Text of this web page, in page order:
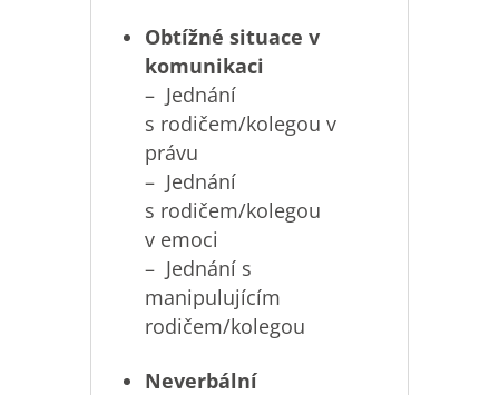
Obtížné situace v
komunikaci
– Jednání
s rodičem/kolegou v
právu
– Jednání
s rodičem/kolegou
v emoci
– Jednání s
manipulujícím
rodičem/kolegou
Neverbální